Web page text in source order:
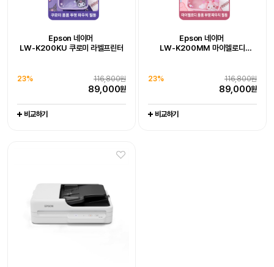
Epson 네이머
LW-K200KU 쿠로미 라벨프린터
116,800원
23%
89,000원
비교하기
Epson 네이머
LW-K200MM 마이멜로디
116,800원
23%
89,000원
비교하기
Epson WorkForce DS-785W
519,000원
비교하기
Epson Workforce DS-1730
539,000원
비교하기
Epson 네이머
LW-K200DA 곰돌이 푸 라벨프린터
128,000원
102,800원
비교하기